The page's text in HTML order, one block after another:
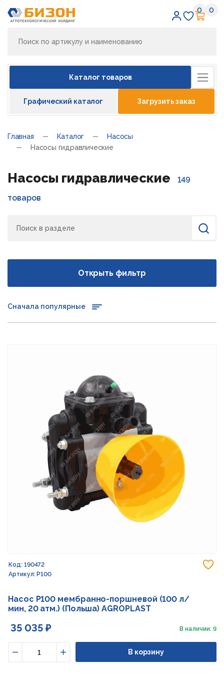
0 0
Каталог товаров
Графический каталог Загрузить заказ
Главная Каталог
Насосы
Насосы гидравлические
Насосы гидравлические
149
товаров
Найти
Открыть фильтр
Сначала популярные
Код: 190472
Артикул: P100
Насос P100 мембранно-поршневой (100 л/
мин, 20 атм.) (Польша) AGROPLAST
35 035 ₽ В наличии: 9
Увеличить
В корзину